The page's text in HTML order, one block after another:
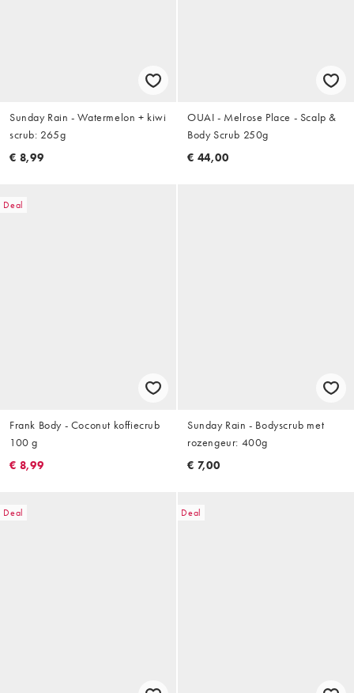
Sunday Rain - Watermelon + kiwi
scrub: 265g
€ 8,99
OUAI - Melrose Place - Scalp &
Body Scrub 250g
€ 44,00
Deal
Frank Body - Coconut koffiecrub
100 g
€ 8,99
Sunday Rain - Bodyscrub met
rozengeur: 400g
€ 7,00
Deal Deal